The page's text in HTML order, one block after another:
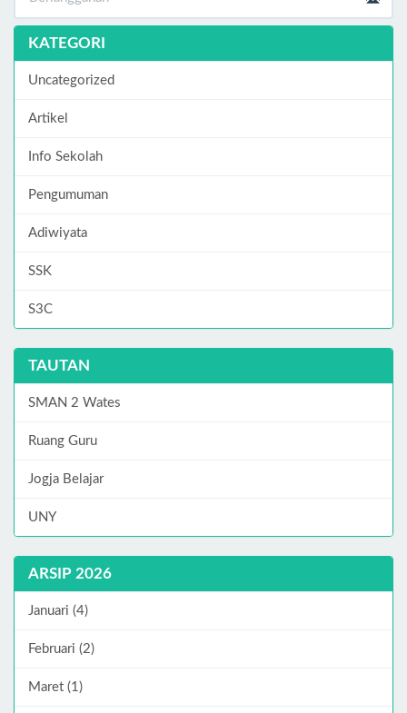
KATEGORI
Uncategorized
Artikel
Info Sekolah
Pengumuman
Adiwiyata
SSK
S3C
TAUTAN
SMAN 2 Wates
Ruang Guru
Jogja Belajar
UNY
ARSIP 2026
Januari (4)
Februari (2)
Maret (1)